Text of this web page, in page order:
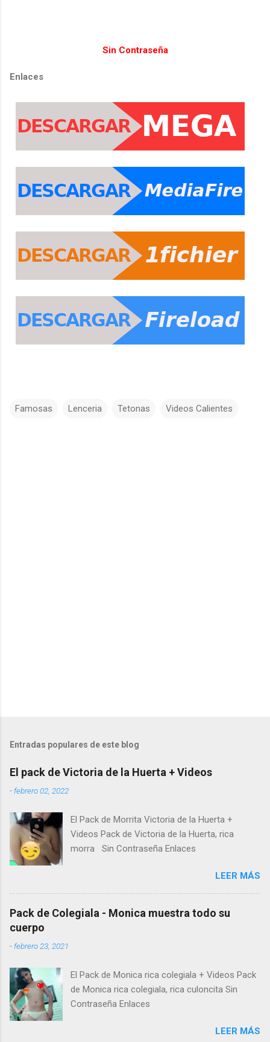
Sin Contraseña
Enlaces
Famosas Lenceria Tetonas Videos Calientes
Entradas populares de este blog
El pack de Victoria de la Huerta + Videos
- febrero 02, 2022
El Pack de Morrita Victoria de la Huerta +
Videos Pack de Victoria de la Huerta, rica
morra Sin Contraseña Enlaces
LEER MÁS
Pack de Colegiala - Monica muestra todo su
cuerpo
- febrero 23, 2021
El Pack de Monica rica colegiala + Videos Pack
de Monica rica colegiala, rica culoncita Sin
Contraseña Enlaces
LEER MÁS